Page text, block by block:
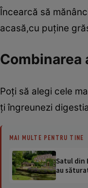
Încearcă să
acasă,cu puţine
Poţi să alegi cele
ţi îngreunezi
MAI MULTE PENTRU TINE
Satul din
au